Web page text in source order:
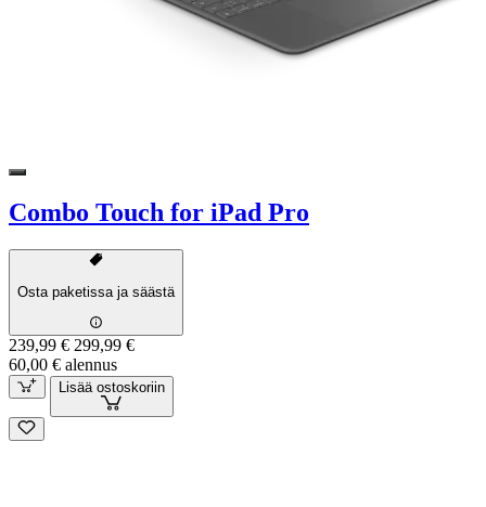
Combo Touch for iPad Pro
Osta paketissa ja säästä
239,99 € 299,99 €
60,00 € alennus
Lisää ostoskoriin